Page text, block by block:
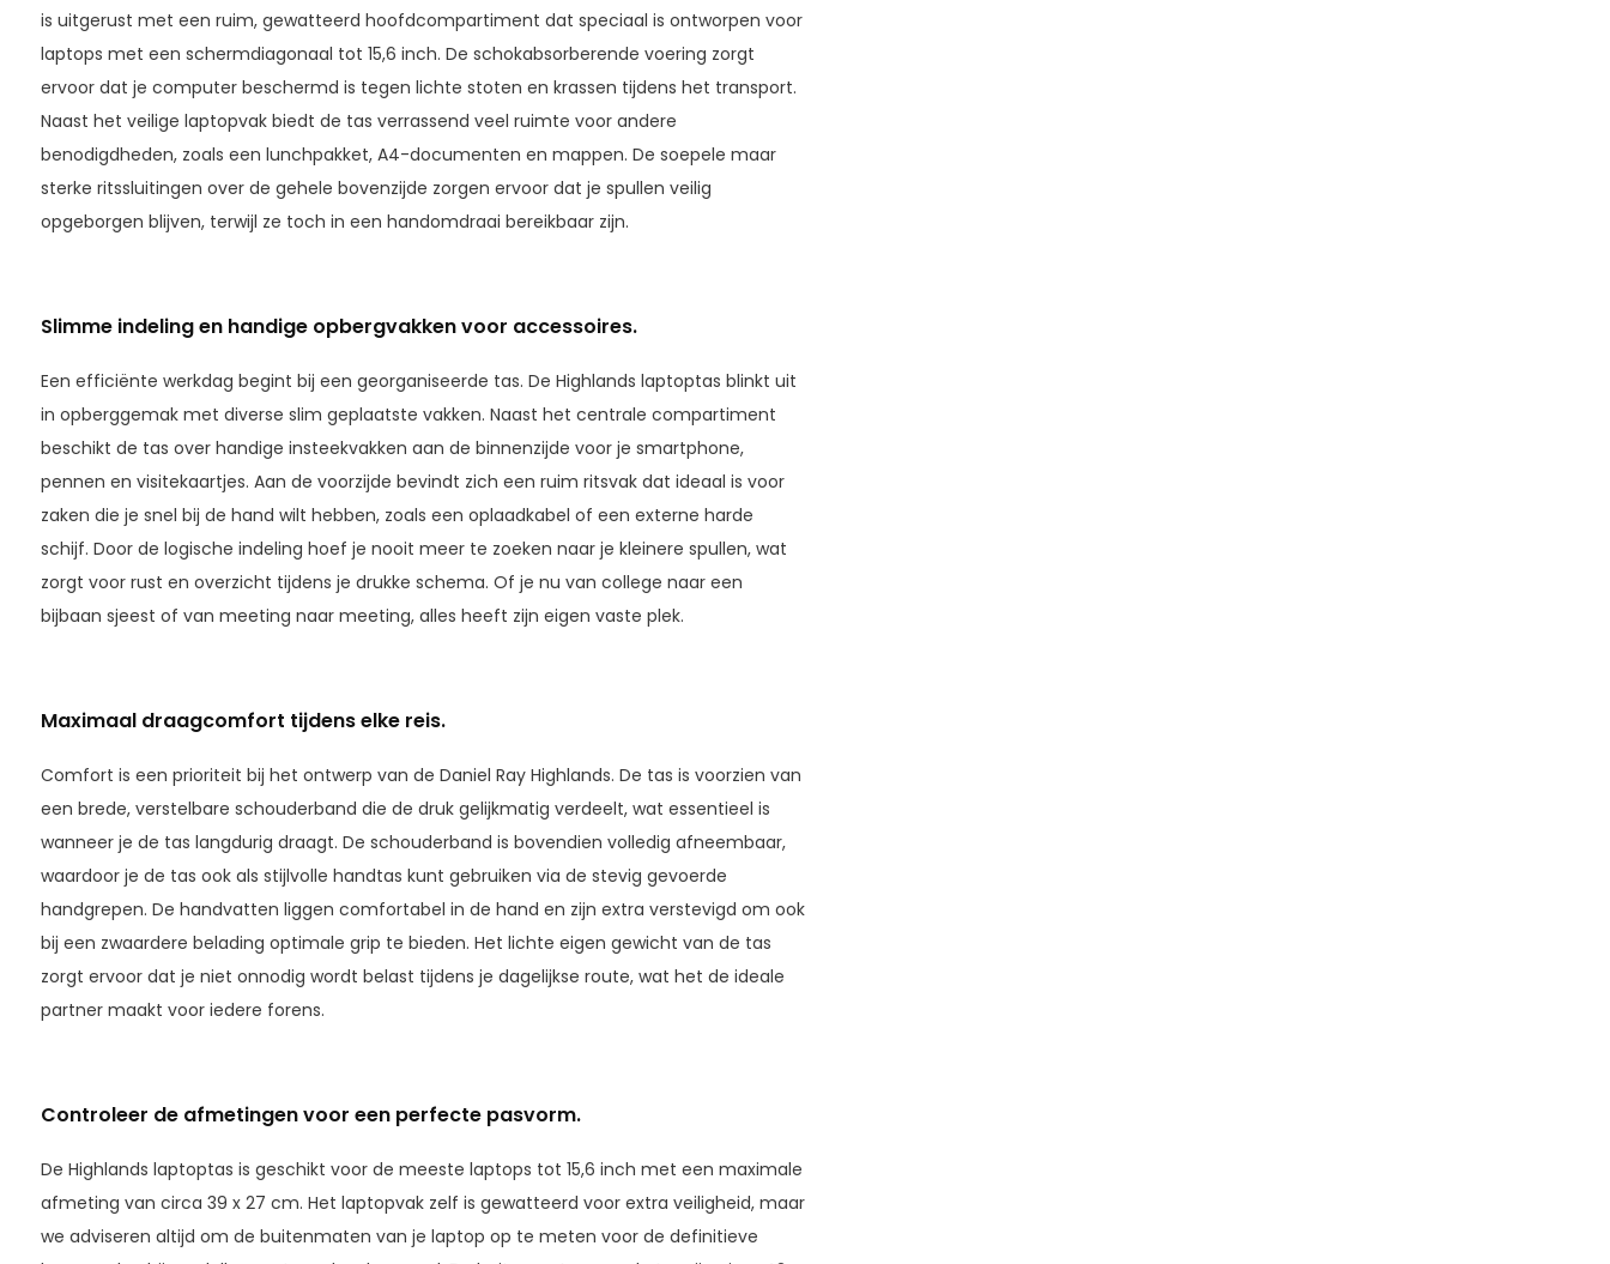
is uitgerust met een ruim, gewatteerd hoofdcompartiment dat speciaal is ontworpen voor
laptops met een schermdiagonaal tot 15,6 inch. De schokabsorberende voering zorgt
ervoor dat je computer beschermd is tegen lichte stoten en krassen tijdens het transport.
Naast het veilige laptopvak biedt de tas verrassend veel ruimte voor andere
benodigdheden, zoals een lunchpakket, A4-documenten en mappen. De soepele maar
sterke ritssluitingen over de gehele bovenzijde zorgen ervoor dat je spullen veilig
opgeborgen blijven, terwijl ze toch in een handomdraai bereikbaar zijn.
Slimme indeling en handige opbergvakken voor accessoires.
Een efficiënte werkdag begint bij een georganiseerde tas. De Highlands laptoptas blinkt uit
in opberggemak met diverse slim geplaatste vakken. Naast het centrale compartiment
beschikt de tas over handige insteekvakken aan de binnenzijde voor je smartphone,
pennen en visitekaartjes. Aan de voorzijde bevindt zich een ruim ritsvak dat ideaal is voor
zaken die je snel bij de hand wilt hebben, zoals een oplaadkabel of een externe harde
schijf. Door de logische indeling hoef je nooit meer te zoeken naar je kleinere spullen, wat
zorgt voor rust en overzicht tijdens je drukke schema. Of je nu van college naar een
bijbaan sjeest of van meeting naar meeting, alles heeft zijn eigen vaste plek.
Maximaal draagcomfort tijdens elke reis.
Comfort is een prioriteit bij het ontwerp van de Daniel Ray Highlands. De tas is voorzien van
een brede, verstelbare schouderband die de druk gelijkmatig verdeelt, wat essentieel is
wanneer je de tas langdurig draagt. De schouderband is bovendien volledig afneembaar,
waardoor je de tas ook als stijlvolle handtas kunt gebruiken via de stevig gevoerde
handgrepen. De handvatten liggen comfortabel in de hand en zijn extra verstevigd om ook
bij een zwaardere belading optimale grip te bieden. Het lichte eigen gewicht van de tas
zorgt ervoor dat je niet onnodig wordt belast tijdens je dagelijkse route, wat het de ideale
partner maakt voor iedere forens.
Controleer de afmetingen voor een perfecte pasvorm.
De Highlands laptoptas is geschikt voor de meeste laptops tot 15,6 inch met een maximale
afmeting van circa 39 x 27 cm. Het laptopvak zelf is gewatteerd voor extra veiligheid, maar
we adviseren altijd om de buitenmaten van je laptop op te meten voor de definitieve